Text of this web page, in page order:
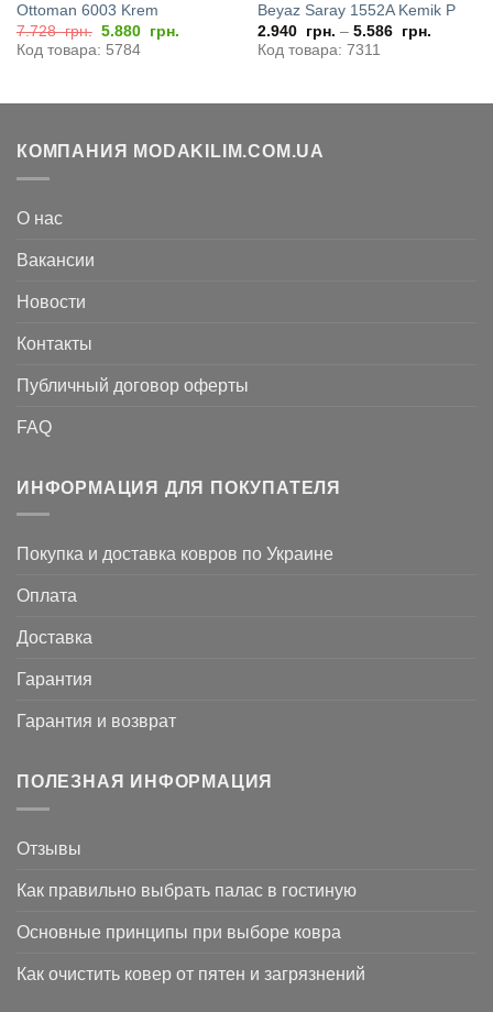
Ottoman 6003 Krem
7.728грн. Первоначальная
цена
составляла
5.880 грн.
Код товара: 5784
Beyaz Saray 1552A Kemik P
2.940 грн. – 5.586 грн.
Код товара: 7311
КОМПАНИЯ MODAKILIM.COM.UA
О нас
Вакансии
Новости
Контакты
Публичный договор оферты
FAQ
ИНФОРМАЦИЯ ДЛЯ ПОКУПАТЕЛЯ
Покупка и доставка ковров по Украине
Оплата
Доставка
Гарантия
Гарантия и возврат
ПОЛЕЗНАЯ ИНФОРМАЦИЯ
Отзывы
Как правильно выбрать палас в гостиную
Основные принципы при выборе ковра
Как очистить ковер от пятен и загрязнений